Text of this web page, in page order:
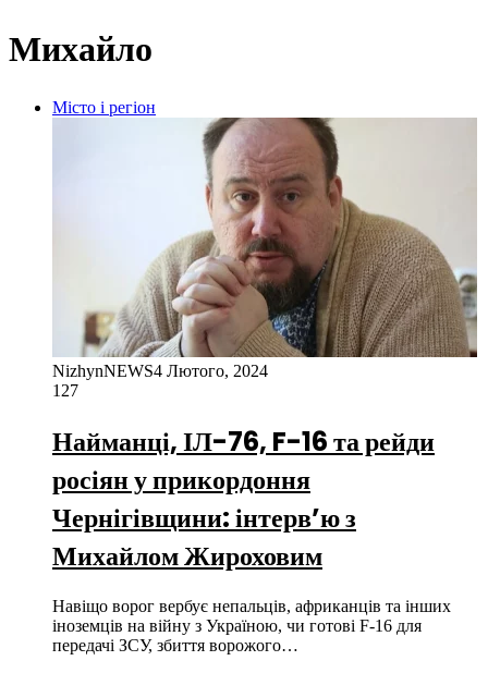
Михайло
Місто і регіон
NizhynNEWS4 Лютого, 2024
127
Найманці, ІЛ-76, F-16 та рейди
росіян у прикордоння
Чернігівщини: інтерв’ю з
Михайлом Жироховим
Навіщо ворог вербує непальців, африканців та інших
іноземців на війну з Україною, чи готові F-16 для
передачі ЗСУ, збиття ворожого…